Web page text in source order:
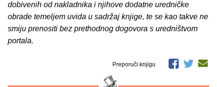
dobivenih od nakladnika i njihove dodatne uredničke
obrade temeljem uvida u sadržaj knjige, te se kao takve ne
smiju prenositi bez prethodnog dogovora s uredništvom
portala.
Preporuči knjigu